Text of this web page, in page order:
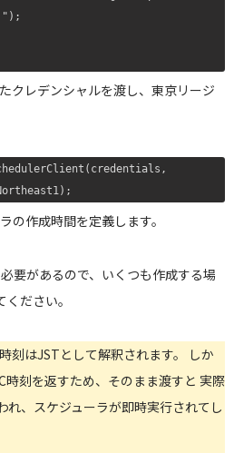
クレデンシャルを渡し、東京リージ
の作成時間を定義します。
要があるので、いくつも作成する場
ださい。
刻はJSTとして解釈されます。 しか
刻を返すため、そのまま渡すと 実際
れ、スケジューラが即時実行されてし